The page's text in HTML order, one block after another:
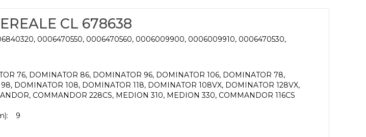
CL 678638
0006470550, 0006470560, 0006009900, 0006009910, 0006470530,
76, DOMINATOR 86, DOMINATOR 96, DOMINATOR 106, DOMINATOR 78,
DOMINATOR 108, DOMINATOR 118, DOMINATOR 108VX, DOMINATOR 128VX,
COMMANDOR 228CS, MEDION 310, MEDION 330, COMMANDOR 116CS
9